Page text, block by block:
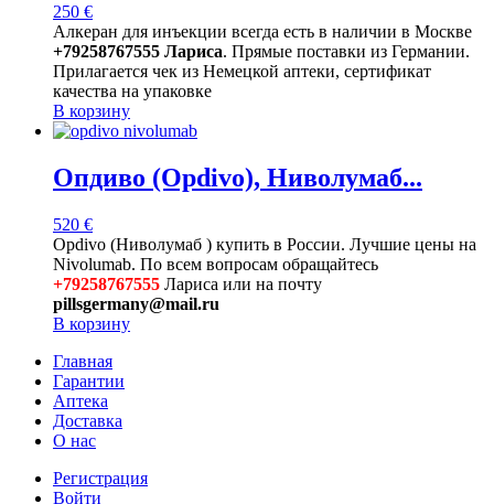
250 €
Алкеран для инъекции всегда есть в наличии в Москве
+79258767555 Лариса. Прямые поставки из Германии.
Прилагается чек из Немецкой аптеки, сертификат
качества на упаковке
В корзину
Опдиво (Opdivo), Ниволумаб...
520 €
Opdivo (Ниволумаб ) купить в России. Лучшие цены на
Nivolumab. По всем вопросам обращайтесь
+79258767555 Лариса или на почту
pillsgermany@mail.ru
В корзину
Главная
Гарантии
Аптека
Доставка
О нас
Регистрация
Войти